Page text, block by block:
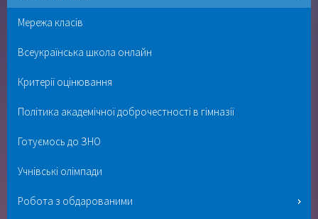
Мережа класів
Всеукраїнська школа онлайн
Критерії оцінювання
Політика академічної доброчестності в гімназії
Готуємось до ЗНО
Учнівські олімпади
Робота з обдарованими